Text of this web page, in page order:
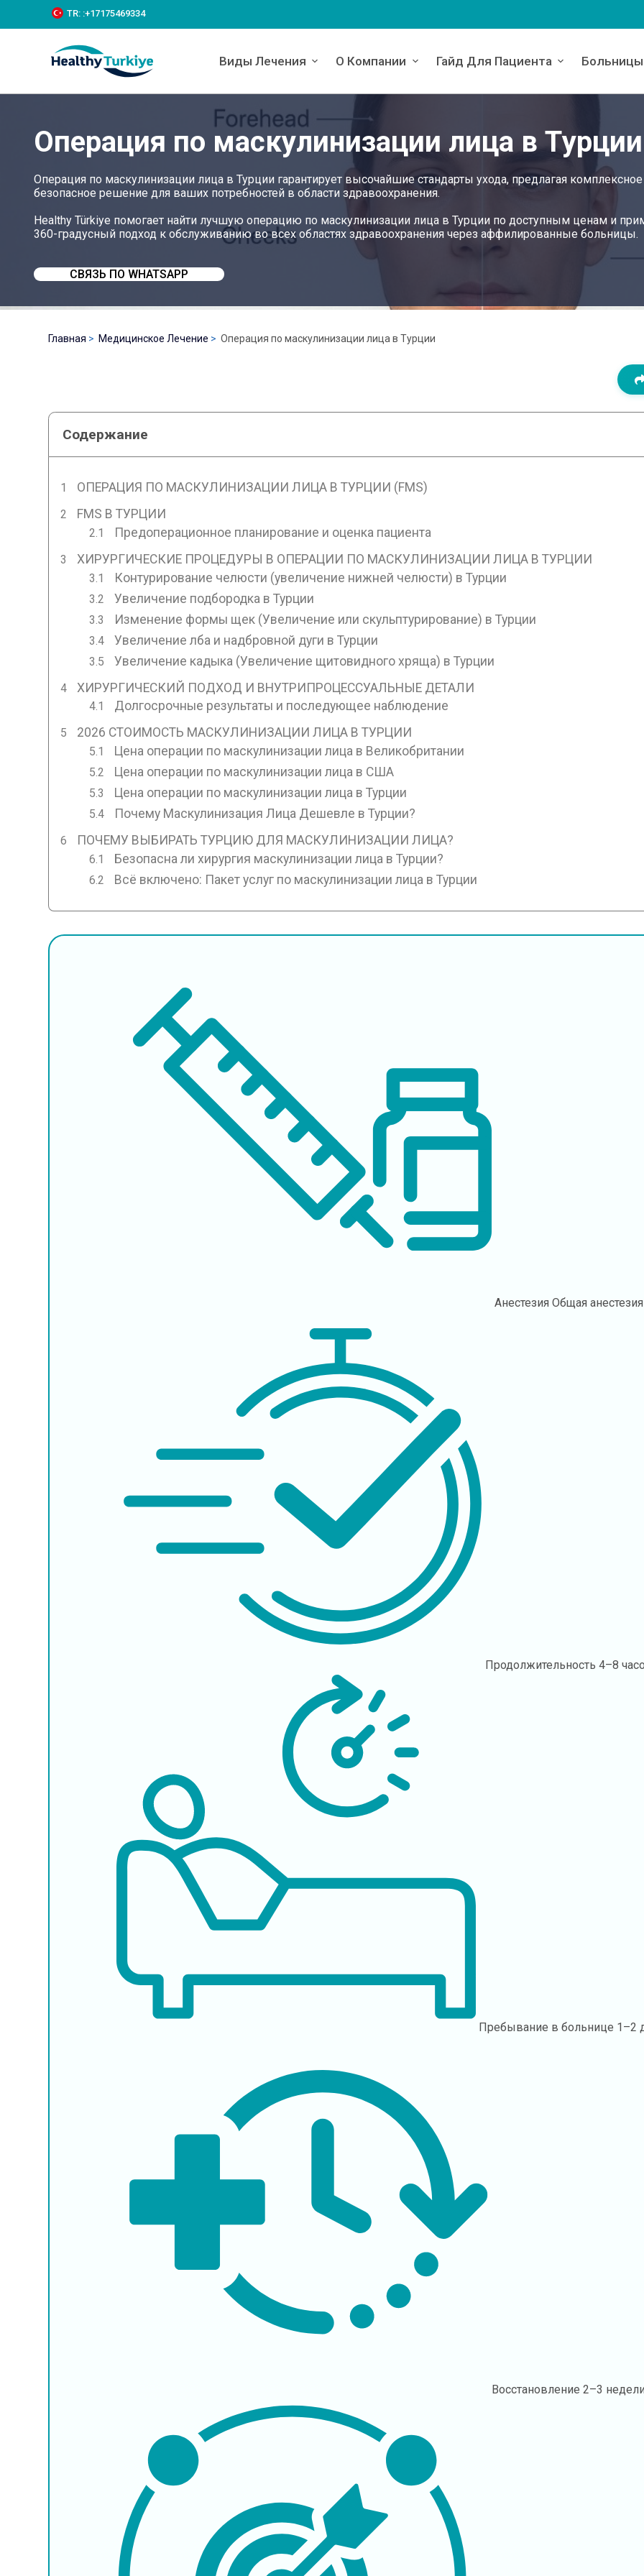
k
c
TR: :+‪17175469334‬
Виды Лечения О Компании Гайд Для Пациента Больницы
Операция по маскулинизации лица в Турции
Операция по маскулинизации лица в Турции гарантирует высочайшие стандарты ухода, предлагая
безопасное решение для ваших потребностей в области здравоохранения.
Healthy Türkiye помогает найти лучшую операцию по маскулинизации лица в Турции по доступным ценам и
360-градусный подход к обслуживанию во всех областях здравоохранения через аффилированные больницы.
СВЯЗЬ ПО WHATSAPP
Главная Медицинское Лечение Операция по маскулинизации лица в Турции
Содержание
ОПЕРАЦИЯ ПО МАСКУЛИНИЗАЦИИ ЛИЦА В ТУРЦИИ (FMS)
FMS В ТУРЦИИ
Предоперационное планирование и оценка пациента
ХИРУРГИЧЕСКИЕ ПРОЦЕДУРЫ В ОПЕРАЦИИ ПО МАСКУЛИНИЗАЦИИ ЛИЦА В ТУРЦИИ
Контурирование челюсти (увеличение нижней челюсти) в Турции
Увеличение подбородка в Турции
Изменение формы щек (Увеличение или скульптурирование) в Турции
Увеличение лба и надбровной дуги в Турции
Увеличение кадыка (Увеличение щитовидного хряща) в Турции
ХИРУРГИЧЕСКИЙ ПОДХОД И ВНУТРИПРОЦЕССУАЛЬНЫЕ ДЕТАЛИ
Долгосрочные результаты и последующее наблюдение
2026 СТОИМОСТЬ МАСКУЛИНИЗАЦИИ ЛИЦА В ТУРЦИИ
Цена операции по маскулинизации лица в Великобритании
Цена операции по маскулинизации лица в США
Цена операции по маскулинизации лица в Турции
Почему Маскулинизация Лица Дешевле в Турции?
ПОЧЕМУ ВЫБИРАТЬ ТУРЦИЮ ДЛЯ МАСКУЛИНИЗАЦИИ ЛИЦА?
Безопасна ли хирургия маскулинизации лица в Турции?
Всё включено: Пакет услуг по маскулинизации лица в Турции
Анестезия Общая анестезия
Продолжительность 4–8
Пребывание в больнице 1–2
Восстановление2–3